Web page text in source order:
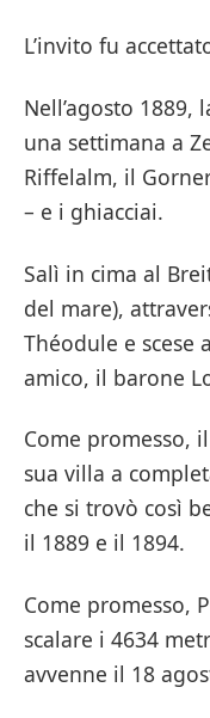
L’invito fu
Nell’agosto
una settimana a
Riffelalm, il
– e i ghiacciai.
Salì in cima al
del mare),
Théodule e scese
amico, il barone
Come promesso,
sua villa a
che si trovò così
il 1889 e il 1894.
Come promesso,
scalare i 4634
avvenne il 18